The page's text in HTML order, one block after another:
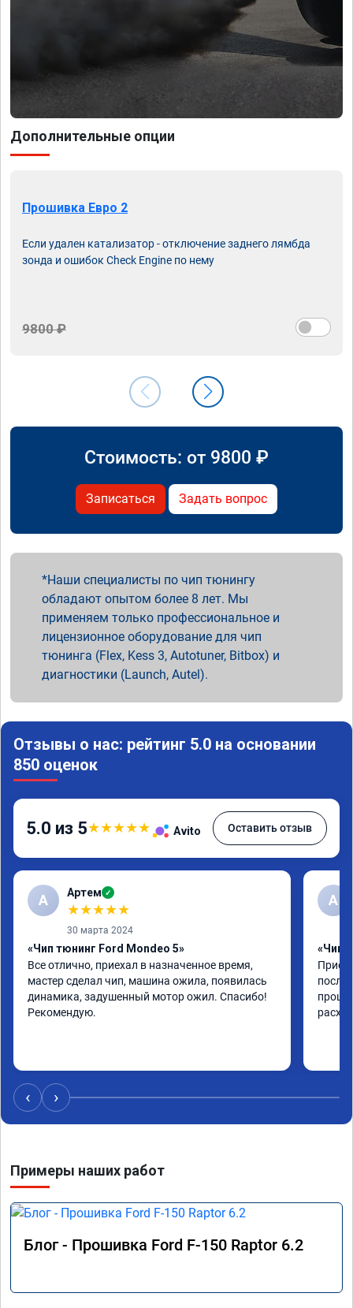
Дополнительные опции
Прошивка Евро 2
Если удален катализатор - отключение заднего лямбда
зонда и ошибок Check Engine по нему
9800 ₽
Стоимость: от 9800 ₽
Записаться Задать вопрос
Наши специалисты по чип тюнингу
обладают опытом более 8 лет. Мы
применяем только профессиональное и
лицензионное оборудование для чип
тюнинга (Flex, Kess 3, Autotuner, Bitbox) и
диагностики (Launch, Autel).
Отзывы о нас: рейтинг 5.0 на основании
850 оценок
5.0 из 5★★★★★ Avito Оставить отзыв
А Артем ✓
★★★★★
30 марта 2024
«Чип тюнинг Ford Mondeo 5»
Все отлично, приехал в назначенное время,
мастер сделал чип, машина ожила, появилась
динамика, задушенный мотор ожил. Спасибо!
Рекомендую.
А
«Чип
после
‹ ›
Примеры наших работ
Блог - Прошивка Ford F-150 Raptor 6.2